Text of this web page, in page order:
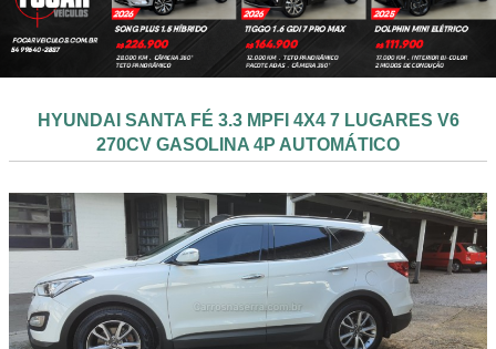
HYUNDAI SANTA FÉ 3.3 MPFI 4X4 7 LUGARES V6
270CV GASOLINA 4P AUTOMÁTICO